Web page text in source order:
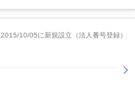
2015/10/05に新規設立（法人番号登録）